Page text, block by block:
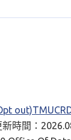
新時間：